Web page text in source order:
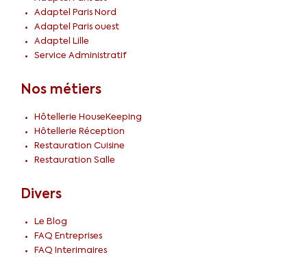
Adaptel Paris Nord
Adaptel Paris ouest
Adaptel Lille
Service Administratif
Nos métiers
Hôtellerie HouseKeeping
Hôtellerie Réception
Restauration Cuisine
Restauration Salle
Divers
Le Blog
FAQ Entreprises
FAQ Interimaires